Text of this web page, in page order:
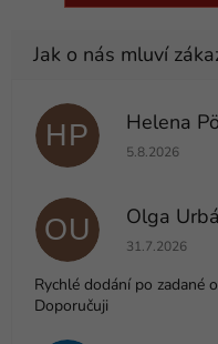
HP Helena
Hodnocení
5.8.2026
OU Olga
Hodnocení
31.7.2026
Rychlé dodání po zadané
Doporučuji